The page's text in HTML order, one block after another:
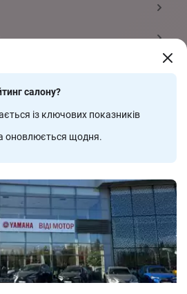
салону?
із ключових показників
оновлюється щодня.